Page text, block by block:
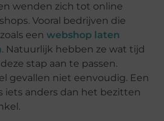
wenden zich tot online
Vooral bedrijven die
eenwebshop laten
. Natuurlijk hebben ze wat tijd
stap aan te passen.
gevallen niet eenvoudig. Een
iets anders dan het bezitten